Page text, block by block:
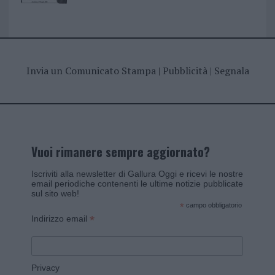
Invia un Comunicato Stampa| Pubblicità| Segnala
Vuoi rimanere sempre aggiornato?
Iscriviti alla newsletter di Gallura Oggi e ricevi le nostre
email periodiche contenenti le ultime notizie pubblicate
sul sito web!
* campo obbligatorio
Indirizzo email *
Privacy